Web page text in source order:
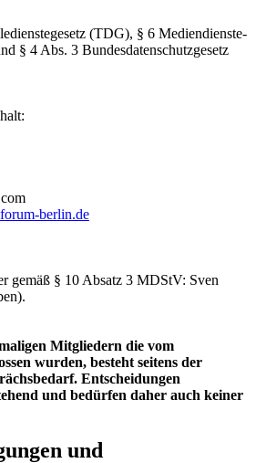
(TDG), § 6 Mediendienste-
§ 4 Abs. 3 Bundesdatenschutzgesetz
berlin.de
gemäß § 10 Absatz 3 MDStV: Sven
Mitgliedern die vom
wurden, besteht seitens der
Entscheidungen
und bedürfen daher auch keiner
und